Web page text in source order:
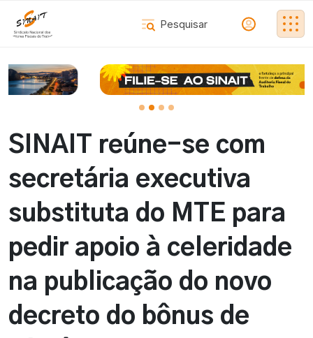
SINAIT reúne-se com
secretária executiva
substituta do MTE para
pedir apoio à celeridade
na publicação do novo
decreto do bônus de